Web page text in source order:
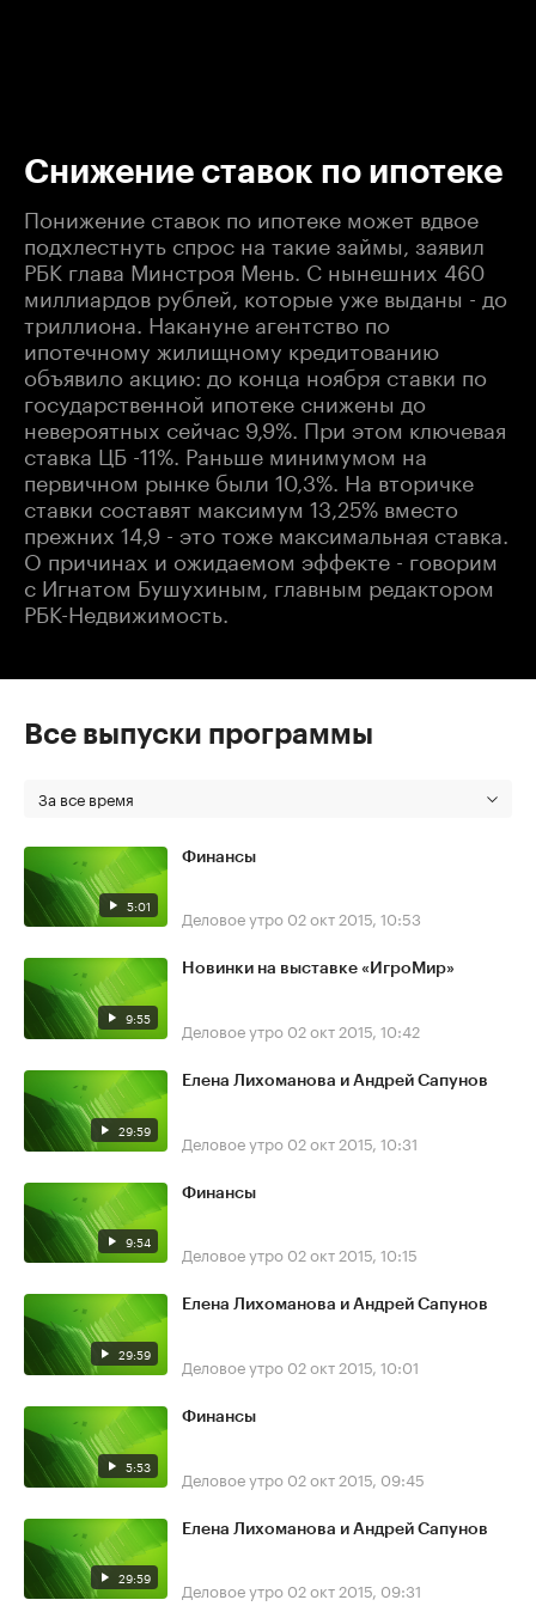
Снижение ставок по ипотеке
Понижение ставок по ипотеке может вдвое
подхлестнуть спрос на такие займы, заявил
РБК глава Минстроя Мень. С нынешних 460
миллиардов рублей, которые уже выданы - до
триллиона. Накануне агентство по
ипотечному жилищному кредитованию
объявило акцию: до конца ноября ставки по
государственной ипотеке снижены до
невероятных сейчас 9,9%. При этом ключевая
ставка ЦБ -11%. Раньше минимумом на
первичном рынке были 10,3%. На вторичке
ставки составят максимум 13,25% вместо
прежних 14,9 - это тоже максимальная ставка.
О причинах и ожидаемом эффекте - говорим
с Игнатом Бушухиным, главным редактором
РБК-Недвижимость.
Все выпуски программы
За все время
5:01
Финансы
Деловое утро 02 окт 2015, 10:53
9:55
Новинки на выставке «ИгроМир»
Деловое утро 02 окт 2015, 10:42
29:59
Елена Лихоманова и Андрей Сапунов
Деловое утро 02 окт 2015, 10:31
9:54
Финансы
Деловое утро 02 окт 2015, 10:15
29:59
Елена Лихоманова и Андрей Сапунов
Деловое утро 02 окт 2015, 10:01
5:53
Финансы
Деловое утро 02 окт 2015, 09:45
29:59
Елена Лихоманова и Андрей Сапунов
Деловое утро 02 окт 2015, 09:31